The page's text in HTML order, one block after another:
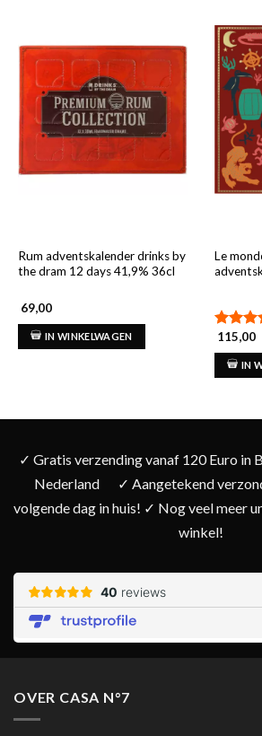
Rum adventskalender drinks by
the dram 12 days 41,9% 36cl
69,00
IN WINKELWAGEN
Le
5.00uit
115,00
IN
✓ Gratis verzending vanaf 120 Euro in
Nederland
✓ Aangetekend
volgende dag in huis! ✓ Nog veel meer
winkel!
OVER CASA N°7